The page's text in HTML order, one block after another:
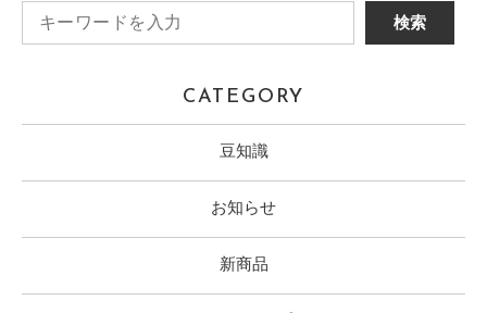
CATEGORY
豆知識
お知らせ
新商品